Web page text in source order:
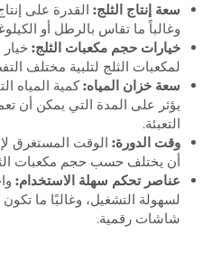
سعة إنتاج الثلج: القدرة على
وغالباً ما تقاس بالرطل أو
خيارات حجم مكعبات الثلج:
لمكعبات الثلج لتلبية مختلف
سعة خزان المياه:كمية المياه
يؤثر على المدة التي يمكن أن
التعبئة.
وقت الدورة: الوقت المستغرق
أن يختلف حسب حجم مكعبات
عناصر تحكم سهلة الاستخدام:
لسهولة التشغيل، وغالبًا ما
شاشات رقمية.